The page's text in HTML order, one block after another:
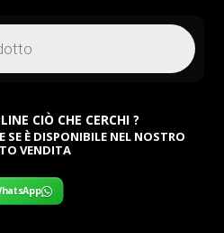
CIÒ CHE CERCHI ?
SE È DISPONIBILE NEL NOSTRO
VENDITA